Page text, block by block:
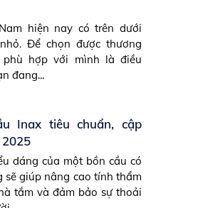
hiện nay có trên dưới
Để chọn được thương
hợp với mình là điều
đang...
Inax tiêu chuẩn, cập
dáng của một bồn cầu có
sẽ giúp nâng cao tính thẩm
tắm và đảm bảo sự thoải